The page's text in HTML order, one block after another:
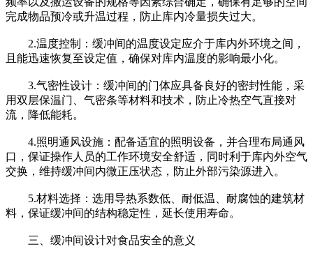
完成物品预冷或升温过程，防止库内冷量损失过大。
2.温度控制：缓冲间的温度设定应介于库内外环境之间，
且能迅速恢复至设定值，确保对库内温度的影响最小化。
3.气密性设计：缓冲间的门体应具备良好的密封性能，采
用双层保温门、气密条等材料和技术，防止冷热空气直接对
流，降低能耗。
4.照明通风设施：配备适宜的照明设备，并合理布局通风
口，保证操作人员的工作环境安全舒适，同时利于库内外空气
交换，维持缓冲间内微正压状态，防止外部污染源进入。
5.材料选择：选用导热系数低、耐低温、耐腐蚀的建筑材
料，保证缓冲间的结构稳定性，延长使用寿命。
三、缓冲间设计对食品安全的意义